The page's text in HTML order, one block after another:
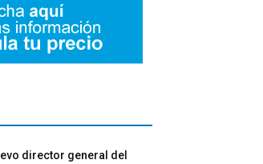
director general del